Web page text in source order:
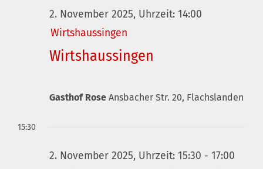
Wirtshaussingen
2. November 2025, Uhrzeit: 14:00
Wirtshaussingen
Gasthof Rose Ansbacher Str. 20, Flachslanden
15:30
2. November 2025, Uhrzeit: 15:30 - 17:00